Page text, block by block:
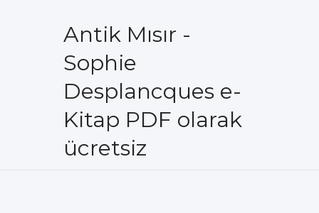
Antik Mısır -
Sophie
Desplancques e-
Kitap PDF olarak
ücretsiz